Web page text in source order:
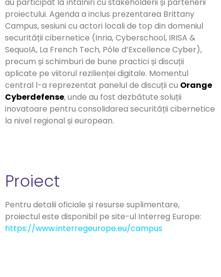
proiectului. Agenda a inclus prezentarea Brittany
Campus, sesiuni cu actori locali de top din domeniul
securității cibernetice (Inria, Cyberschool, IRISA &
SequoIA, La French Tech, Pôle d’Excellence Cyber),
precum și schimburi de bune practici și discuții
aplicate pe viitorul rezilienței digitale. Momentul
central l-a reprezentat panelul de discuții cu Orange
Cyberdefense, unde au fost dezbătute soluții
inovatoare pentru consolidarea securității cibernetice
la nivel regional și european.
Proiect
Pentru detalii oficiale și resurse suplimentare,
proiectul este disponibil pe site-ul Interreg Europe:
https://www.interregeurope.eu/campus